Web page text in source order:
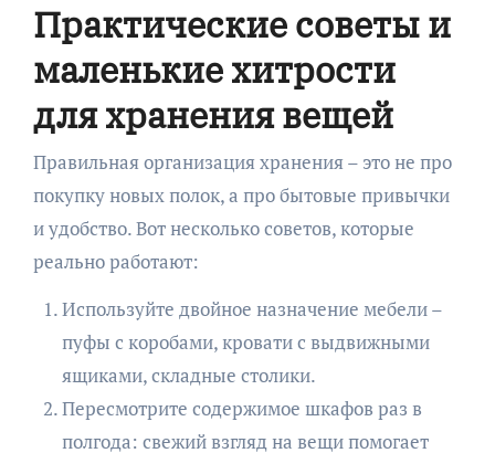
Практические советы и
маленькие хитрости
для хранения вещей
Правильная организация хранения – это не про
покупку новых полок, а про бытовые привычки
и удобство. Вот несколько советов, которые
реально работают:
Используйте двойное назначение мебели –
пуфы с коробами, кровати с выдвижными
ящиками, складные столики.
Пересмотрите содержимое шкафов раз в
полгода: свежий взгляд на вещи помогает